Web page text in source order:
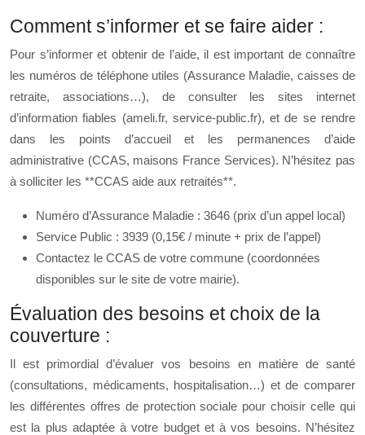
Comment s’informer et se faire aider :
Pour s’informer et obtenir de l’aide, il est important de connaître
les numéros de téléphone utiles (Assurance Maladie, caisses de
retraite, associations…), de consulter les sites internet
d’information fiables (ameli.fr, service-public.fr), et de se rendre
dans les points d’accueil et les permanences d’aide
administrative (CCAS, maisons France Services). N’hésitez pas
à solliciter les **CCAS aide aux retraités**.
Numéro d’Assurance Maladie : 3646 (prix d’un appel local)
Service Public : 3939 (0,15€ / minute + prix de l’appel)
Contactez le CCAS de votre commune (coordonnées
disponibles sur le site de votre mairie).
Évaluation des besoins et choix de la
couverture :
Il est primordial d’évaluer vos besoins en matière de santé
(consultations, médicaments, hospitalisation…) et de comparer
les différentes offres de protection sociale pour choisir celle qui
est la plus adaptée à votre budget et à vos besoins. N’hésitez